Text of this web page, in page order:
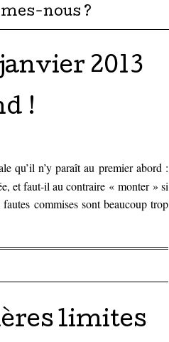
nous ?
2013
!
qu’il n’y paraît au premier abord :
et faut-il au contraire « monter » si
commises sont beaucoup trop
limites